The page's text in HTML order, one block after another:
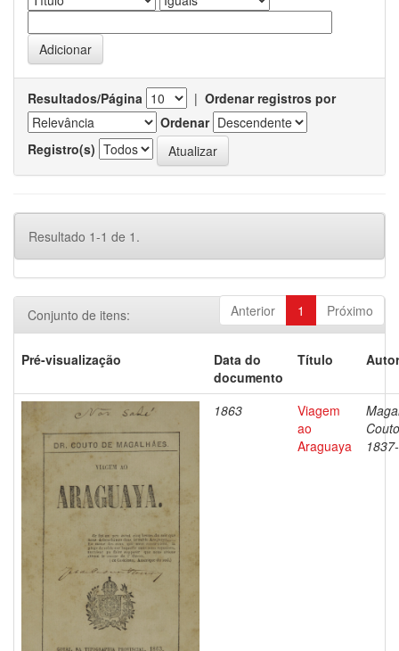
Resultados/Página | Ordenar registros por
Ordenar
Registro(s)
Resultado 1-1 de 1.
Anterior 1 Próximo
Conjunto de itens:
Pré-visualização
Data do
documento
Título
1863
Viagem
ao
Araguaya